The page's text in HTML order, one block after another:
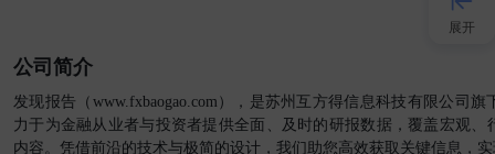
公司简介
发现报告（www.fxbaogao.com），是苏州互方得信息科技有限公司
力于为金融从业者与投资者提供全面、及时的研报数据，覆盖宏观、
内容。凭借前沿的技术与极简的设计，我们助您高效获取关键信息，
展开
接入AI